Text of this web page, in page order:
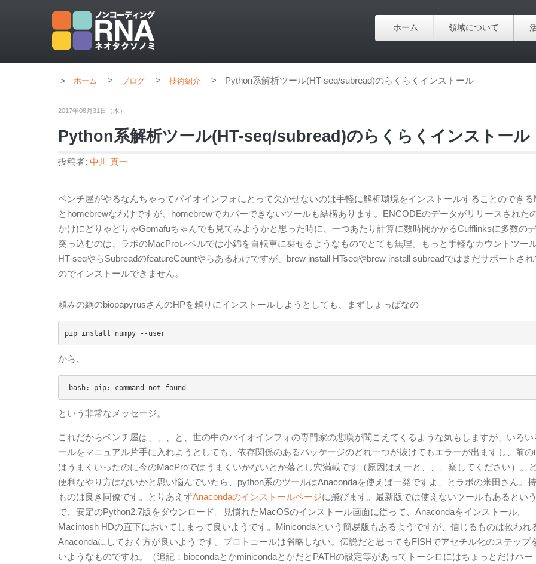
ホーム 領域について
ホーム > ブログ > 技術紹介 > Python系解析ツール(HT-seq/subread)のらくらくインストール
2017年08月31日（木）
Python系解析ツール(HT-seq/subread)のらくらくインストール
投稿者: 中川 真一
ベンチ屋がやるなんちゃってバイオインフォにとって欠かせないのは手軽に解析環境をインストールすることのでき
とhomebrewなわけですが、homebrewでカバーできないツールも結構あります。ENCODEのデータがリリースされた
かけにどりゃどりゃGomafuちゃんでも見てみようかと思った時に、一つあたり計算に数時間かかるCufflinksに多数の
突っ込むのは、ラボのMacProレベルでは小錦を自転車に乗せるようなものでとても無理。もっと手軽なカウントツー
HT-seqやらSubreadのfeatureCountやらあるわけですが、brew install HTseqやbrew install subreadではまだサポートさ
のでインストールできません。
頼みの綱のbiopapyrusさんのHPを頼りにインストールしようとしても、まずしょっぱなの
pip install numpy --user
から、
-bash: pip: command not found
という非常なメッセージ。
これだからベンチ屋は、、、と、世の中のバイオインフォの専門家の悲嘆が聞こえてくるような気もしますが、いろい
ールをマニュアル片手に入れようとしても、依存関係のあるパッケージのどれ一つが抜けてもエラーが出ますし、前の
はうまくいったのに今のMacProではうまくいかないとか落とし穴満載です（原因はえーと、、、察してください）。
便利なやり方はないかと思い悩んでいたら、python系のツールはAnacondaを使えば一発ですよ、とラボの米田さん。
ものは良き同僚です。とりあえずAnacondaのインストールページに飛びます。最新版では使えないツールもあるとい
で、安定のPython2.7版をダウンロード。見慣れたMacOSのインストール画面に従って、Anacondaをインストール。
Macintosh HDの直下においてしまって良いようです。Minicondaという簡易版もあるようですが、信じるものは救われ
Anacondaにしておく方が良いようです。プロトコールは省略しない。伝説だと思ってもFISHでアセチル化のステップ
いようなものですね。（追記：biocondaとかminicondaとかだとPATHの設定等があってトーシロにはちょっとだけハー